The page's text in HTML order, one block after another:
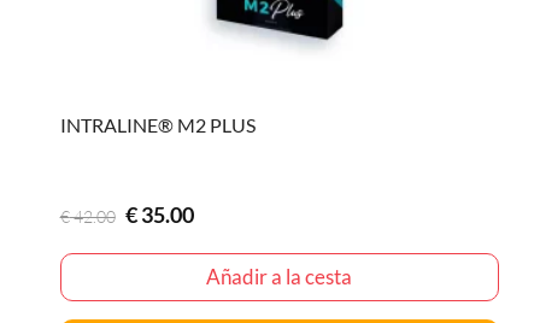
INTRALINE® M2 PLUS
€42.00 El
era:
€35.00El
actual
es:
Añadir a la cesta